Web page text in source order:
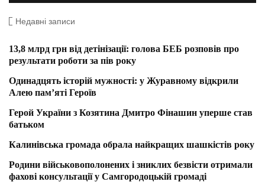
Недавні записи
13,8 млрд грн від детінізації: голова БЕБ розповів про
результати роботи за пів року
Одинадцять історій мужності: у Журавному відкрили
Алею пам’яті Героїв
Герой України з Козятина Дмитро Фінашин уперше став
батьком
Калинівська громада обрала найкращих шашкістів року
Родини військовополонених і зниклих безвісти отримали
фахові консультації у Самгородоцькій громаді